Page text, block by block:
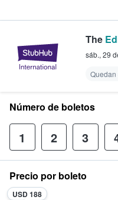
The
sáb., 29
Número de boletos
1 2 3
Precio por boleto
USD 188